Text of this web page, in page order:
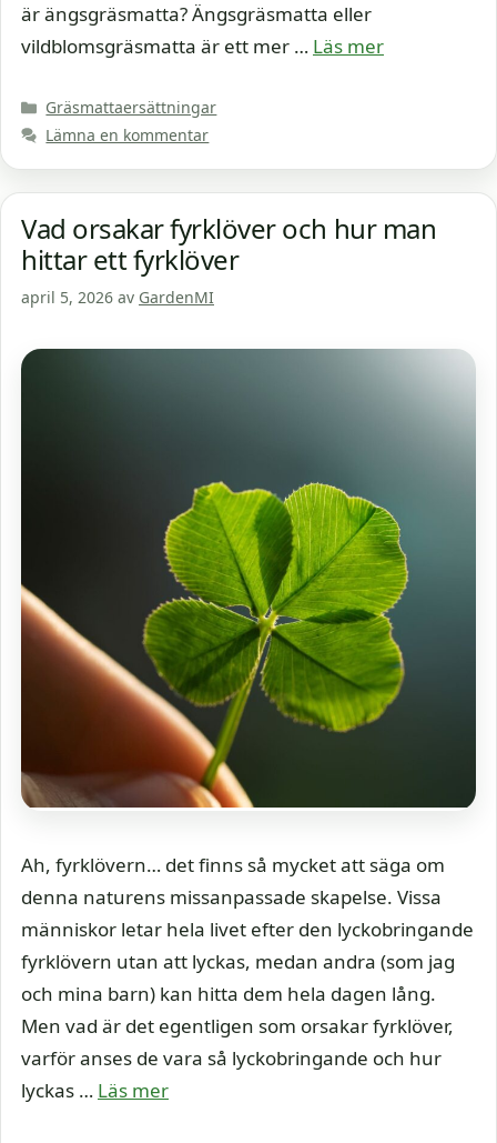
är ängsgräsmatta? Ängsgräsmatta eller
vildblomsgräsmatta är ett mer … Läs mer
Kategorier
Gräsmattaersättningar
Lämna en kommentar
Vad orsakar fyrklöver och hur man
hittar ett fyrklöver
april 5, 2026 av GardenMI
Ah, fyrklövern… det finns så mycket att säga om
denna naturens missanpassade skapelse. Vissa
människor letar hela livet efter den lyckobringande
fyrklövern utan att lyckas, medan andra (som jag
och mina barn) kan hitta dem hela dagen lång.
Men vad är det egentligen som orsakar fyrklöver,
varför anses de vara så lyckobringande och hur
lyckas … Läs mer